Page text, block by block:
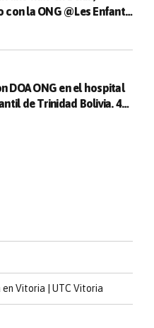
con la ONG @Les Enfants
DOA ONG en el hospital
de Trinidad Bolivia. 47
Vitoria | UTC Vitoria